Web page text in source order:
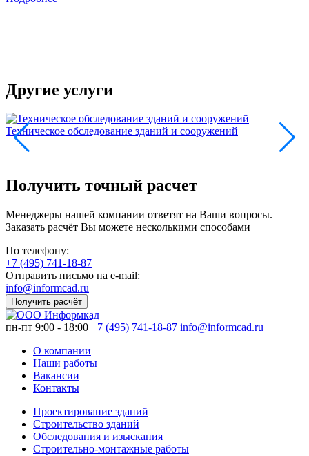
Другие услуги
Техническое обследование зданий и сооружений
Получить точный расчет
Менеджеры нашей компании ответят на Ваши вопросы.
Заказать расчёт Вы можете несколькими способами
По телефону:
+7 (495) 741-18-87
Отправить письмо на e-mail:
info@informcad.ru
Получить расчёт
пн-пт 9:00 - 18:00 +7 (495) 741-18-87 info@informcad.ru
О компании
Наши работы
Вакансии
Контакты
Проектирование зданий
Строительство зданий
Обследования и изыскания
Строительно-монтажные работы